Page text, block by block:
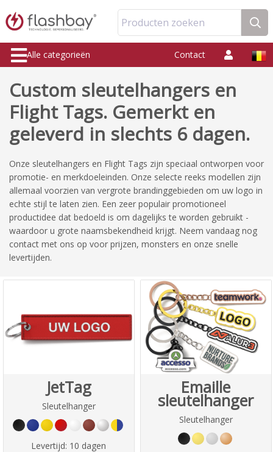
Producten zoeken
Alle categorieën Contact
Custom sleutelhangers en
Flight Tags. Gemerkt en
geleverd in slechts 6 dagen.
Onze sleutelhangers en Flight Tags zijn speciaal ontworpen voor
promotie- en merkdoeleinden. Onze selecte reeks modellen zijn
allemaal voorzien van vergrote brandinggebieden om uw logo in
echte stijl te laten zien. Een zeer populair promotioneel
productidee dat bedoeld is om dagelijks te worden gebruikt -
waardoor u grote naamsbekendheid krijgt. Neem vandaag nog
contact met ons op voor prijzen, monsters en onze snelle
levertijden.
JetTag
Sleutelhanger
Levertijd: 10 dagen
Emaille
sleutelhanger
Sleutelhanger